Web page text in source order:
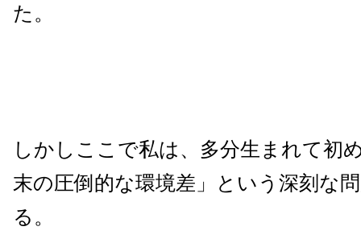
た。
しかしここで私は、多分生まれて初
末の圧倒的な環境差」という深刻な
る。